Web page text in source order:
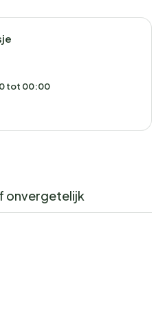
tot 00:00
onvergetelijk